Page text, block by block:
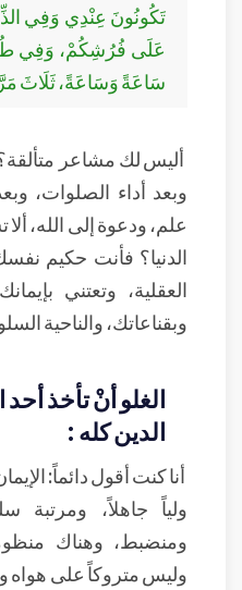
تَكُونُونَ عِنْدِي وَفِي
عَلَى فُرُشِكُمْ، وَفِي
سَاعَةً وَسَاعَةً، ثَلَاثَ
أليس لك مشاعر
وبعد أداء الصلوات،
علم، ودعوة إلى الله،
الدنيا؟ فأنت حكيم
العقلية، وتعتني
وبقناعاتك، والناحية
الغلو أنْ تأخذ
الدين كله :
أنا كنت أقول دائماً:
ولياً جاهلاً، ومرتبة
ومنضبط، وهناك
وليس متروكاً على هواه